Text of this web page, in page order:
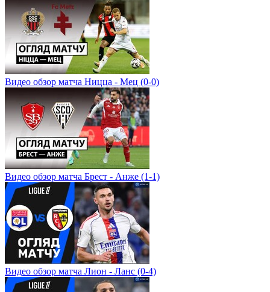
Видео обзор матча Ницца - Мец (0-0)
Видео обзор матча Брест - Анже (1-1)
Видео обзор матча Лион - Ланс (0-4)